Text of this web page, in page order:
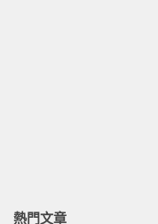
熱門文章